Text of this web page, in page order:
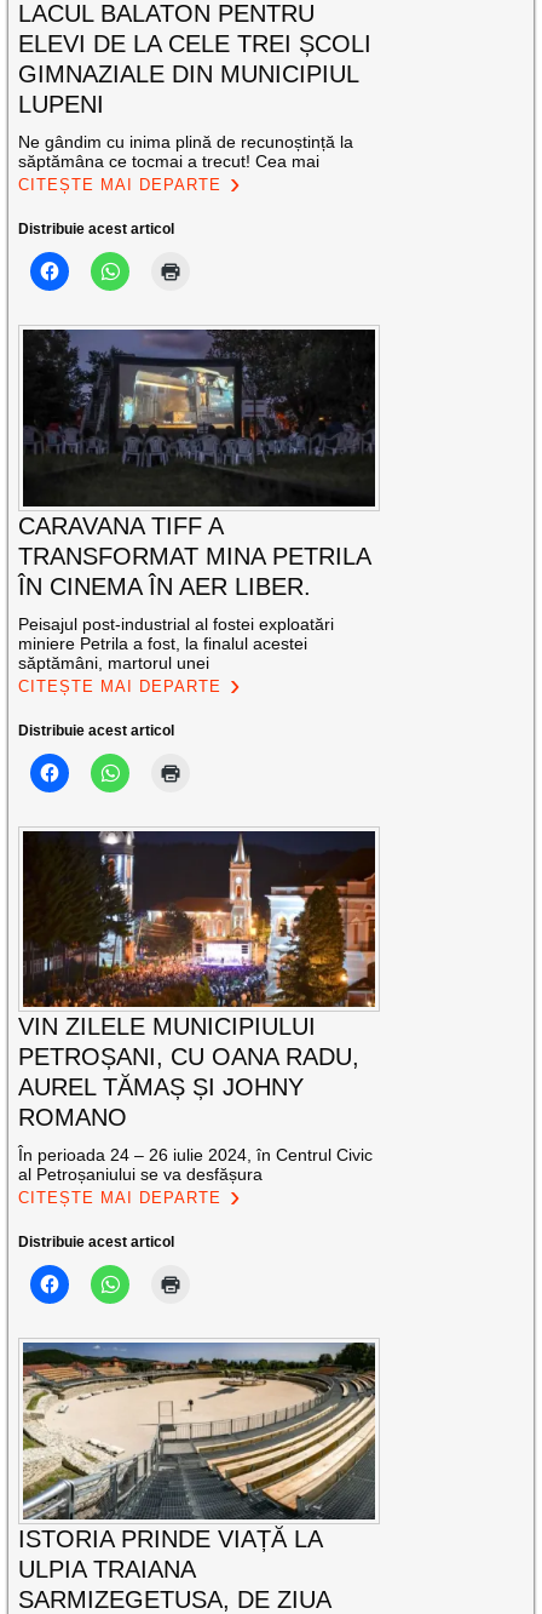
LACUL BALATON PENTRU
ELEVI DE LA CELE TREI ȘCOLI
GIMNAZIALE DIN MUNICIPIUL
LUPENI
Ne gândim cu inima plină de recunoștință la
săptămâna ce tocmai a trecut! Cea mai
CITEȘTE MAI DEPARTE
Distribuie acest articol
CARAVANA TIFF A
TRANSFORMAT MINA PETRILA
ÎN CINEMA ÎN AER LIBER.
Peisajul post-industrial al fostei exploatări
miniere Petrila a fost, la finalul acestei
săptămâni, martorul unei
CITEȘTE MAI DEPARTE
Distribuie acest articol
VIN ZILELE MUNICIPIULUI
PETROȘANI, CU OANA RADU,
AUREL TĂMAȘ ȘI JOHNY
ROMANO
În perioada 24 – 26 iulie 2024, în Centrul Civic
al Petroșaniului se va desfășura
CITEȘTE MAI DEPARTE
Distribuie acest articol
ISTORIA PRINDE VIAȚĂ LA
ULPIA TRAIANA
SARMIZEGETUSA, DE ZIUA